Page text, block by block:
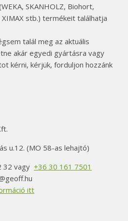
SKANHOLZ, Biohort,
stb.) termékeit találhatja
talál meg az aktuális
akár egyedi gyártásra vagy
kérni, kérjük, forduljon hozzánk
u.12. (MO 58-as lehajtó)
32 vagy +36 30 161 7501
itt